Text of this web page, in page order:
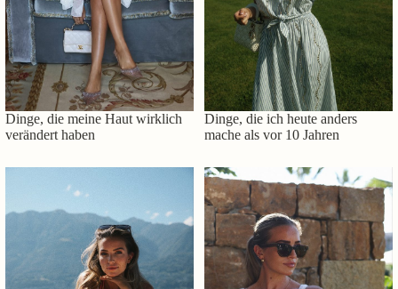
Dinge, die meine Haut wirklich
verändert haben
Dinge, die ich heute anders
mache als vor 10 Jahren